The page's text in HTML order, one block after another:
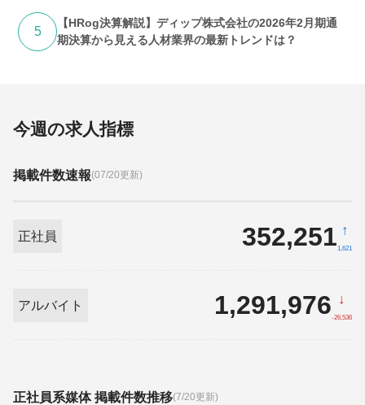
5
【HRog決算解説】ディップ株式会社の2026年2月期通
期決算から見える人材業界の最新トレンドは？
今週の求人指標
掲載件数速報(07/20更新)
正社員 352,251 ↑
1,621
アルバイト 1,291,976 ↓
-26,536
正社員系媒体 掲載件数推移(7/20更新)